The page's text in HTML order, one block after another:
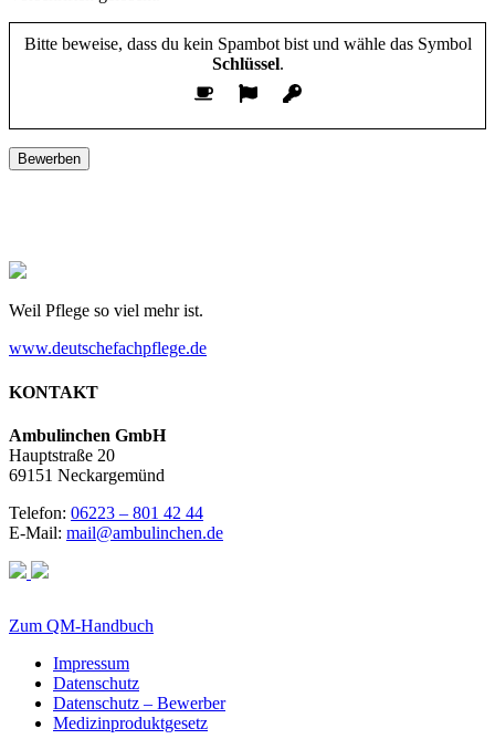
Bitte beweise, dass du kein Spambot bist und wähle das Symbol
Schlüssel.
Weil Pflege so viel mehr ist.
www.deutschefachpflege.de
KONTAKT
Ambulinchen GmbH
Hauptstraße 20
69151 Neckargemünd
Telefon: 06223 – 801 42 44
E-Mail: mail@ambulinchen.de
Zum QM-Handbuch
Impressum
Datenschutz
Datenschutz – Bewerber
Medizinproduktgesetz